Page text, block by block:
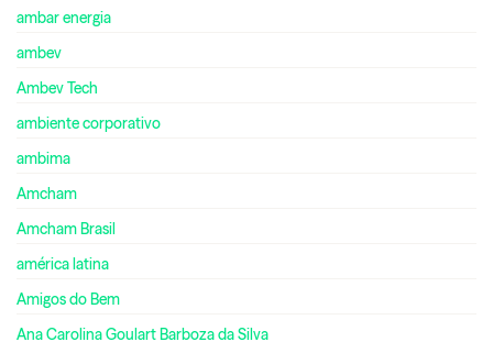
ambar energia
ambev
Ambev Tech
ambiente corporativo
ambima
Amcham
Amcham Brasil
américa latina
Amigos do Bem
Ana Carolina Goulart Barboza da Silva